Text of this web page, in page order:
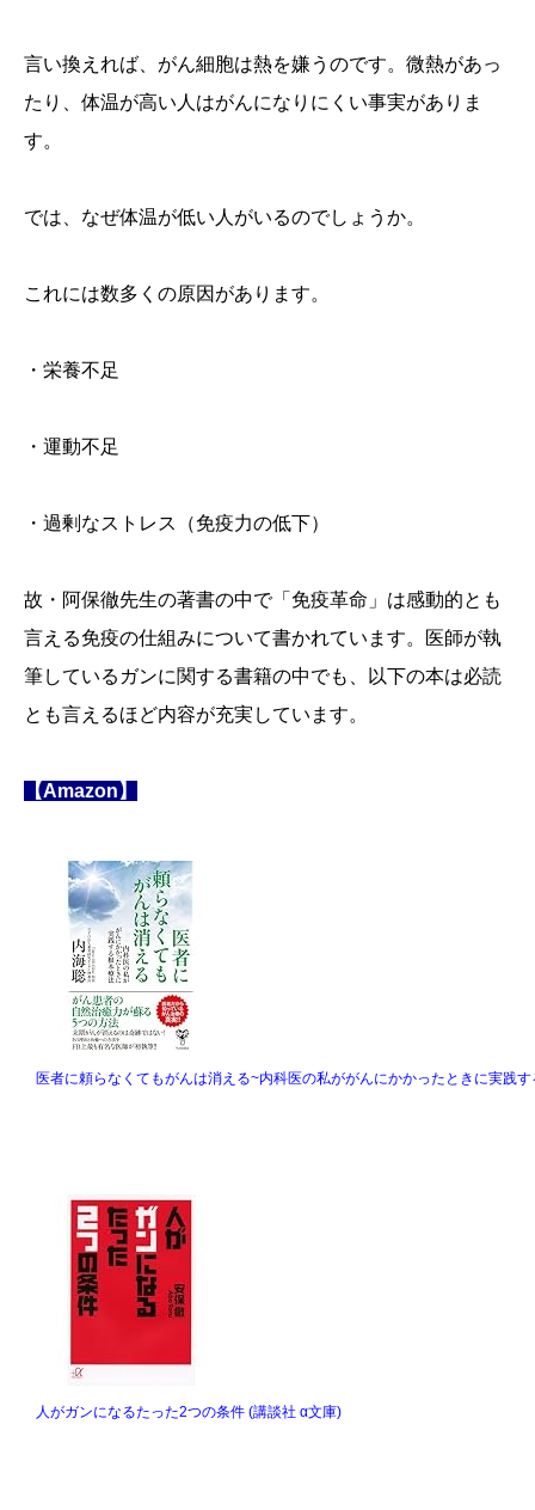
言い換えれば、がん細胞は熱を嫌うのです。微熱があっ
たり、体温が高い人はがんになりにくい事実がありま
す。
では、なぜ体温が低い人がいるのでしょうか。
これには数多くの原因があります。
・栄養不足
・運動不足
・過剰なストレス（免疫力の低下）
故・阿保徹先生の著書の中で「免疫革命」は感動的とも
言える免疫の仕組みについて書かれています。医師が執
筆しているガンに関する書籍の中でも、以下の本は必読
とも言えるほど内容が充実しています。
【Amazon】
医者に頼らなくてもがんは消える~内科医の私ががんにかかったときに実践
人がガンになるたった2つの条件 (講談社 α文庫)